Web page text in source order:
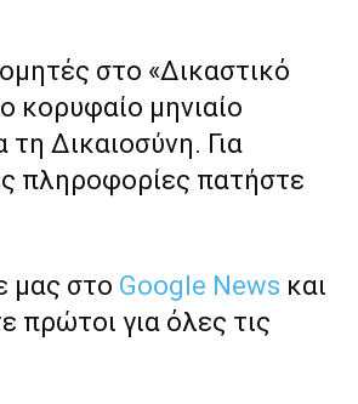
στο «Δικαστικό
κορυφαίο μηνιαίο
τη Δικαιοσύνη. Για
πληροφορίες πατήστε
μας στο Google News και
πρώτοι για όλες τις